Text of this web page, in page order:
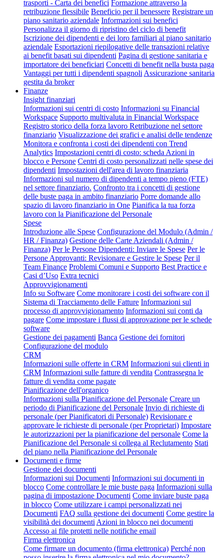
trasporti - Carta dei benefici Formazione attraverso la
retribuzione flessibile Beneficio per il benessere Registrare un
piano sanitario aziendale Informazioni sui benefici
Personalizza il giorno di ripristino del ciclo di benefit
Iscrizione dei dipendenti e dei loro familiari al piano sanitario
aziendale Esportazioni riepilogative delle transazioni relative
ai benefit basati sui dipendenti Pagina di gestione sanitaria e
importatore dei beneficiari Concetti di benefit nella busta paga
Vantaggi per tutti i dipendenti spagnoli Assicurazione sanitaria
gestita da broker
Finanze
Insight finanziari
Informazioni sui centri di costo Informazioni su Financial
Workspace Supporto multivaluta in Financial Workspace
Registro storico della forza lavoro Retribuzione nel settore
finanziario Visualizzazione dei grafici e analisi delle tendenze
Monitora e confronta i costi dei dipendenti con Trend
Analytics Impostazioni centri di costo: scheda Azioni in
blocco e Persone Centri di costo personalizzati nelle spese dei
dipendenti Impostazioni dell'area di lavoro finanziaria
Informazioni sul numero di dipendenti a tempo pieno (FTE)
nel settore finanziario. Confronto tra i concetti di gestione
delle buste paga in ambito finanziario Porre domande allo
spazio di lavoro finanziario in One Pianifica la tua forza
lavoro con la Pianificazione del Personale
Spese
Introduzione alle Spese Configurazione del Modulo (Admin /
HR / Finanza) Gestione delle Carte Aziendali (Admin /
Finanza) Per le Persone Dipendenti: Inviare le Spese Per le
Persone Approvanti: Revisionare e Gestire le Spese Per il
Team Finance Problemi Comuni e Supporto Best Practice e
Casi d’Uso Extra tecnici
Approvvigionamenti
Info su Software Come monitorare i costi dei software con il
Sistema di Tracciamento delle Fatture Informazioni sul
processo di approvvigionamento Informazioni sui conti da
pagare Come impostare i flussi di approvazione per le schede
software
Gestione dei pagamenti Banca Gestione dei fornitori
Configurazione del modulo
CRM
Informazioni sulle offerte in CRM Informazioni sui clienti in
CRM Informazioni sulle fatture di vendita Contrassegna le
fatture di vendita come pagate
Pianificazione dell'organico
Informazioni sulla Pianificazione del Personale Creare un
periodo di Pianificazione del Personale Invio di richieste di
personale (per Pianificatori di Personale) Revisionare e
approvare le richieste di personale (per Proprietari) Impostare
le autorizzazioni per la pianificazione del personale Come la
Pianificazione del Personale si collega al Reclutamento Stati
del piano nella Pianificazione del Personale
Documenti e firme
Gestione dei documenti
Informazioni sui Documenti Informazioni sui documenti in
blocco Come controllare le mie buste paga Informazioni sulla
pagina di impostazione Documenti Come inviare buste paga
in blocco Come utilizzare i campi personalizzati nei
Documenti FAQ sulla gestione dei documenti Come gestire la
visibilità dei documenti Azioni in blocco nei documenti
Accesso ai file protetti nelle notifiche email
Firma elettronica
Come firmare un documento (firma elettronica) Perché non